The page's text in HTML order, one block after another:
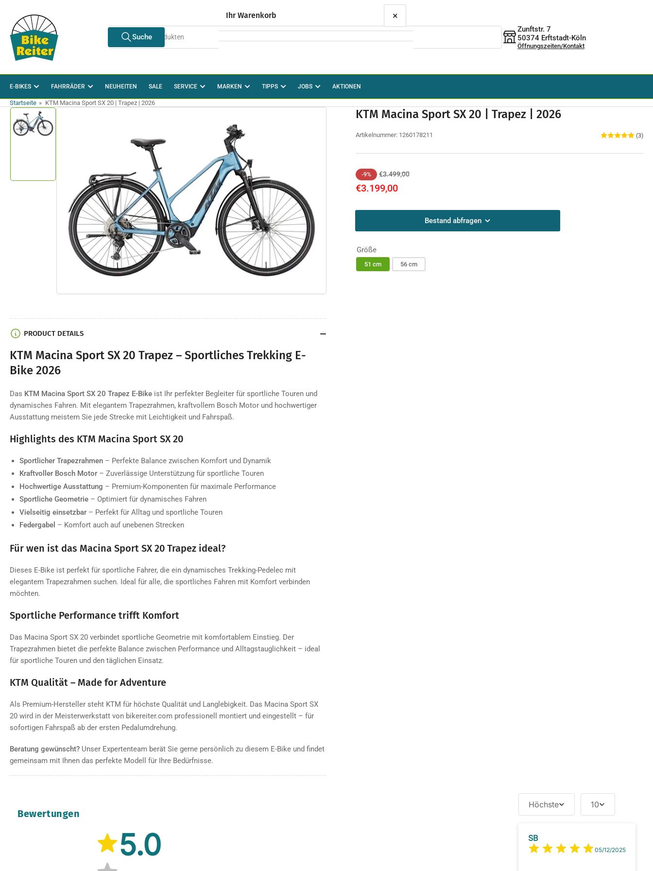
springen
Suche
nach
Produkten
Suche
Zunftstr. 7
50374 Erftstadt-Köln
Öffnungszeiten/Kontakt
E-BIKES FAHRRÄDER NEUHEITEN SALE SERVICE MARKEN TIPPS JOBS AKTIONEN
Startseite » KTM Macina Sport SX 20 | Trapez | 2026
Zu
Produktinformationen
springen
Medien
1
in
Modal
öffnen
KTM Macina Sport SX 20 | Trapez | 2026
Artikelnummer: 1260178211 (3)
Normaler
Preis
-9% €3.499,00Ausverkaufspreis
€3.199,00
Bestand abfragen
Größe
51 cm 56 cm
PRODUCT DETAILS
KTM Macina Sport SX 20 Trapez – Sportliches Trekking E-
Bike 2026
Das KTM Macina Sport SX 20 Trapez E-Bike ist Ihr perfekter Begleiter für sportliche Touren und
dynamisches Fahren. Mit elegantem Trapezrahmen, kraftvollem Bosch Motor und hochwertiger
Ausstattung meistern Sie jede Strecke mit Leichtigkeit und Fahrspaß.
Highlights des KTM Macina Sport SX 20
Sportlicher Trapezrahmen – Perfekte Balance zwischen Komfort und Dynamik
Kraftvoller Bosch Motor – Zuverlässige Unterstützung für sportliche Touren
Hochwertige Ausstattung – Premium-Komponenten für maximale Performance
Sportliche Geometrie – Optimiert für dynamisches Fahren
Vielseitig einsetzbar – Perfekt für Alltag und sportliche Touren
Federgabel – Komfort auch auf unebenen Strecken
Für wen ist das Macina Sport SX 20 Trapez ideal?
Dieses E-Bike ist perfekt für sportliche Fahrer, die ein dynamisches Trekking-Pedelec mit
elegantem Trapezrahmen suchen. Ideal für alle, die sportliches Fahren mit Komfort verbinden
möchten.
Sportliche Performance trifft Komfort
Das Macina Sport SX 20 verbindet sportliche Geometrie mit komfortablem Einstieg. Der
Trapezrahmen bietet die perfekte Balance zwischen Performance und Alltagstauglichkeit – ideal
für sportliche Touren und den täglichen Einsatz.
KTM Qualität – Made for Adventure
Als Premium-Hersteller steht KTM für höchste Qualität und Langlebigkeit. Das Macina Sport SX
20 wird in der Meisterwerkstatt von bikereiter.com professionell montiert und eingestellt – für
sofortigen Fahrspaß ab der ersten Pedalumdrehung.
Beratung gewünscht? Unser Expertenteam berät Sie gerne persönlich zu diesem E-Bike und findet
gemeinsam mit Ihnen das perfekte Modell für Ihre Bedürfnisse.
Bewertungen
5.0
Höchste 10
SB
05/12/2025
Ihr Warenkorb ×
Ihr Warenkorb ist leer